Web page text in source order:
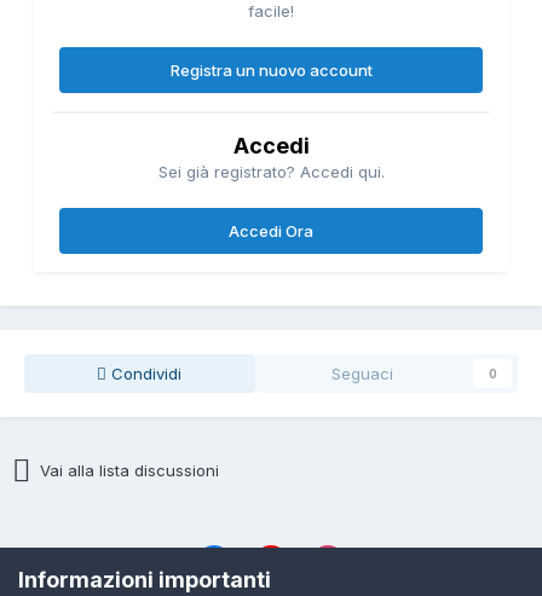
facile!
Registra un nuovo account
Accedi
Sei già registrato? Accedi qui.
Accedi Ora
Condividi Seguaci 0
Vai alla lista discussioni
Informazioni importanti